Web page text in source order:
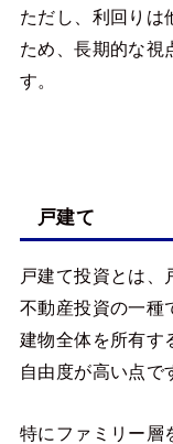
ただし、利回りは
ため、長期的な視
す。
戸建て
戸建て投資とは、
不動産投資の一種
建物全体を所有す
自由度が高い点で
特にファミリー層